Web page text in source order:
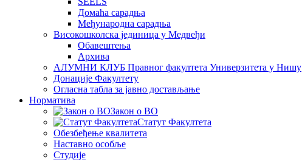
Домаћа сарадња
Међународна сарадња
Високошколска јединица у Медвеђи
Обавештења
Архива
АЛУМНИ КЛУБ Правног факултета Универзитета у Нишу
Донације Факултету
Огласна табла за јавно достављање
Норматива
Закон о ВО
Статут Факултета
Обезбеђење квалитета
Наставно особље
Студије